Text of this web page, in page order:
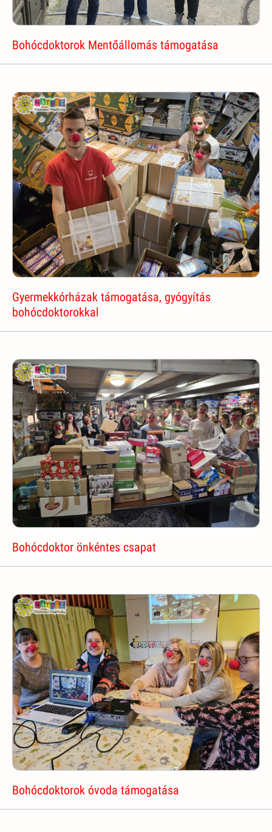
Bohócdoktorok Mentőállomás támogatása
Gyermekkórházak támogatása, gyógyítás
bohócdoktorokkal
Bohócdoktor önkéntes csapat
Bohócdoktorok óvoda támogatása